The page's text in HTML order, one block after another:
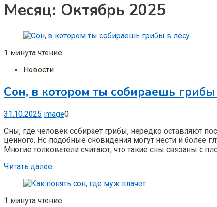
Месяц: Октябрь 2025
1 минута чтение
Новости
Сон, в котором ты собираешь грибы
31.10.2025 image0
Сны, где человек собирает грибы, нередко оставляют
ценного. Но подобные сновидения могут нести и более
Многие толкователи считают, что такие сны связаны с
Читать далее
1 минута чтение